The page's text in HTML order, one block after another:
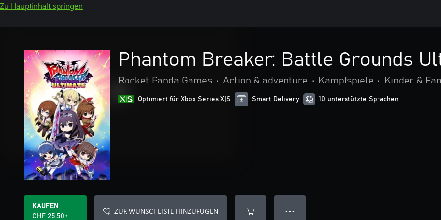
Zu Hauptinhalt springen
Phantom Breaker: Battle Grounds
Rocket Panda Games • Action & adventure • Kampfspiele • Kinder &
Optimiert für Xbox Series X|S Smart Delivery 10 unterstützte Sprachen
KAUFEN
CHF 25.50+
ZUR WUNSCHLISTE HINZUFÜGEN ● ● ●